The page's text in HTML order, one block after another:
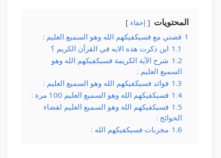
المحتويات إخفاء
1 قصتي مع فسيكفيكهم الله وهو السميع العليم :
1.1 اين ذكرت هذه الايه في القرآن الكريم ؟
1.2 شرح الآية الكريمة فسيكفيكهم الله وهو
السميع العليم :
1.3 فوائد فسيكفيكهم الله وهو السميع العليم :
1.4 فسيكفيكهم الله وهو السميع العليم 100 مرة :
1.5 فسيكفيكهم الله وهو السميع العليم لقضاء
الحوائج :
1.6 مجربات فسيكفيكهم الله :